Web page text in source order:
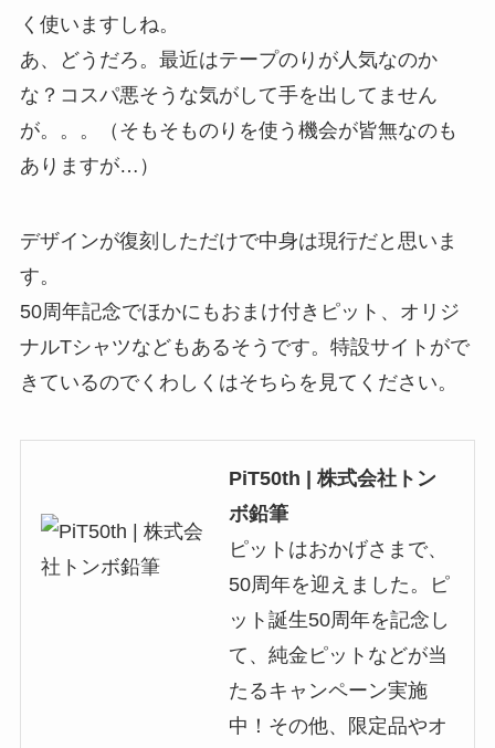
く使いますしね。
あ、どうだろ。最近はテープのりが人気なのか
な？コスパ悪そうな気がして手を出してません
が。。。（そもそものりを使う機会が皆無なのも
ありますが…）
デザインが復刻しただけで中身は現行だと思いま
す。
50周年記念でほかにもおまけ付きピット、オリジ
ナルTシャツなどもあるそうです。特設サイトがで
きているのでくわしくはそちらを見てください。
PiT50th | 株式会社トン
ボ鉛筆
ピットはおかげさまで、
50周年を迎えました。ピ
ット誕生50周年を記念し
て、純金ピットなどが当
たるキャンペーン実施
中！その他、限定品やオ